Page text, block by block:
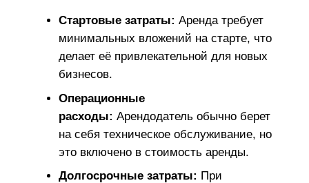
Стартовые затраты: Аренда требует
минимальных вложений на старте, что
делает её привлекательной для новых
бизнесов.
Операционные
расходы: Арендодатель обычно берет
на себя техническое обслуживание, но
это включено в стоимость аренды.
Долгосрочные затраты: При